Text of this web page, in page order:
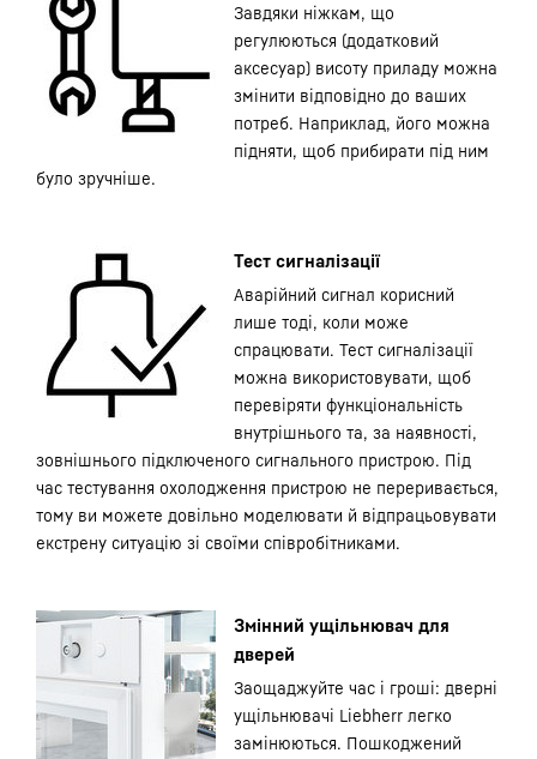
Завдяки ніжкам, що
регулюються (додатковий
аксесуар) висоту приладу можна
змінити відповідно до ваших
потреб. Наприклад, його можна
підняти, щоб прибирати під ним
було зручніше.
Тест сигналізації
Аварійний сигнал корисний
лише тоді, коли може
спрацювати. Тест сигналізації
можна використовувати, щоб
перевіряти функціональність
внутрішнього та, за наявності,
зовнішнього підключеного сигнального пристрою. Під
час тестування охолодження пристрою не переривається,
тому ви можете довільно моделювати й відпрацьовувати
екстрену ситуацію зі своїми співробітниками.
Змінний ущільнювач для
дверей
Заощаджуйте час і гроші: дверні
ущільнювачі Liebherr легко
замінюються. Пошкоджений